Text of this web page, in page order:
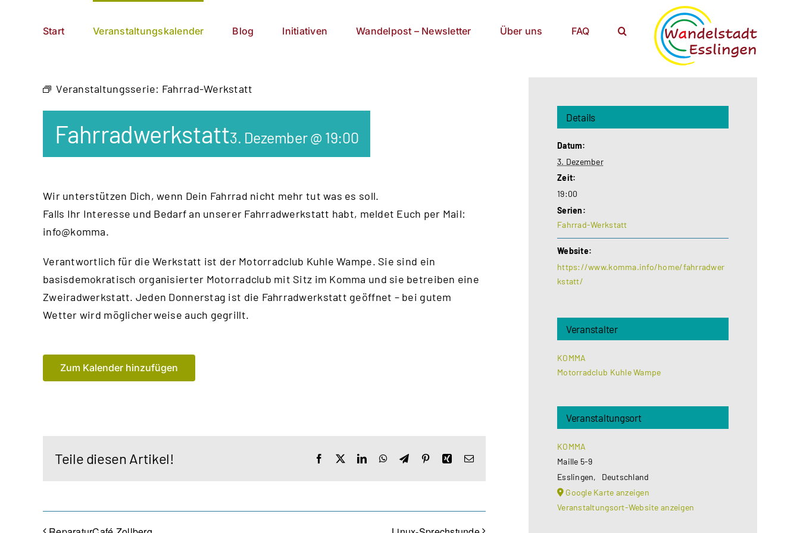
Start Veranstaltungskalender Blog Initiativen Wandelpost – Newsletter Über uns FAQ
Veranstaltungsserie: Fahrrad-Werkstatt
Fahrradwerkstatt3. Dezember @ 19:00
Wir unterstützen Dich, wenn Dein Fahrrad nicht mehr tut was es soll.
Falls Ihr Interesse und Bedarf an unserer Fahrradwerkstatt habt, meldet Euch per Mail:
info@komma.
Verantwortlich für die Werkstatt ist der Motorradclub Kuhle Wampe. Sie sind ein
basisdemokratisch organisierter Motorradclub mit Sitz im Komma und sie betreiben eine
Zweiradwerkstatt. Jeden Donnerstag ist die Fahrradwerkstatt geöffnet – bei gutem
Wetter wird möglicherweise auch gegrillt.
Zum Kalender hinzufügen
Teile diesen Artikel! Facebook LinkedInWhatsApp
TelegramPinterestXingE-
Details
Datum:
3. Dezember
Zeit:
19:00
Serien:
Fahrrad-Werkstatt
Website:
https://www.komma.info/home/fahrradwer
kstatt/
Veranstalter
KOMMA
Motorradclub Kuhle Wampe
Veranstaltungsort
KOMMA
Maille 5-9
Esslingen,
Deutschland
Google Karte anzeigen
Veranstaltungsort-Website anzeigen